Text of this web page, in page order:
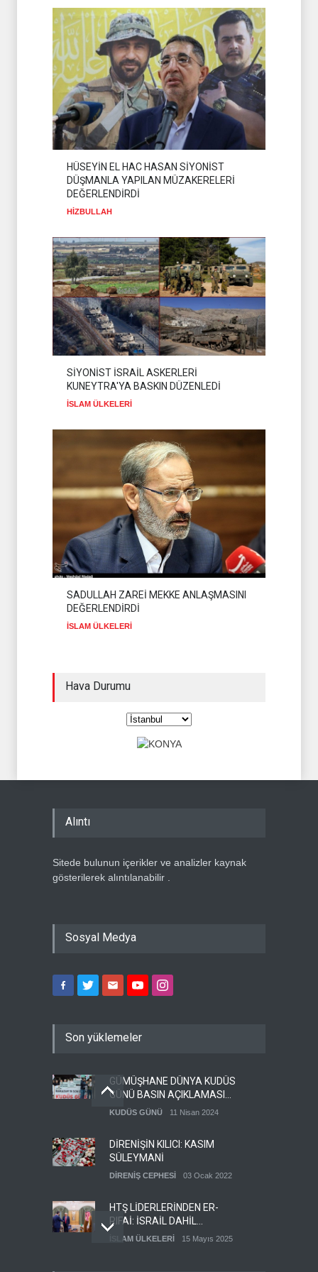
MOSSAD'DA İRAN DEPREMİ
SİYONİST REJİM 07 Ağustos 2026
HÜSEYİN EL HAC HASAN SİYONİST
DÜŞMANLA YAPILAN MÜZAKERELERİ
DEĞERLENDİRDİ
HİZBULLAH
SİYONİST İSRAİL ASKERLERİ
KUNEYTRA'YA BASKIN DÜZENLEDİ
İSLAM ÜLKELERİ
SADULLAH ZAREİ MEKKE ANLAŞMASINI
DEĞERLENDİRDİ
İSLAM ÜLKELERİ
Hava Durumu
Alıntı
Sitede bulunun içerikler ve analizler kaynak
gösterilerek alıntılanabilir .
Sosyal Medya
Son yüklemeler
GÜMÜŞHANE DÜNYA KUDÜS
GÜNÜ BASIN AÇIKLAMASI
(VİDEO-FOTO)
KUDÜS GÜNÜ 11 Nisan 2024
DİRENİŞİN KILICI: KASIM
SÜLEYMANİ
DİRENİŞ CEPHESİ 03 Ocak 2022
HTŞ LİDERLERİNDEN ER-
RIFAİ: İSRAİL DAHİL
HERKESLE BARIŞ
İSLAM ÜLKELERİ 15 Mayıs 2025